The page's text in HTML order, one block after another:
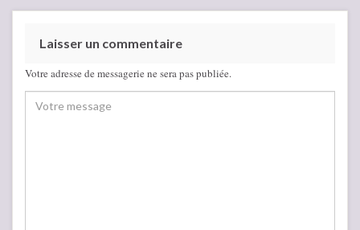
Laisser un commentaire
Votre adresse de messagerie ne sera pas publiée.